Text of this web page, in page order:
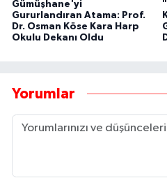
Gümüşhane'yi
Gururlandıran Atama: Prof.
Dr. Osman Köse Kara Harp
Okulu Dekanı Oldu
Yorumlar